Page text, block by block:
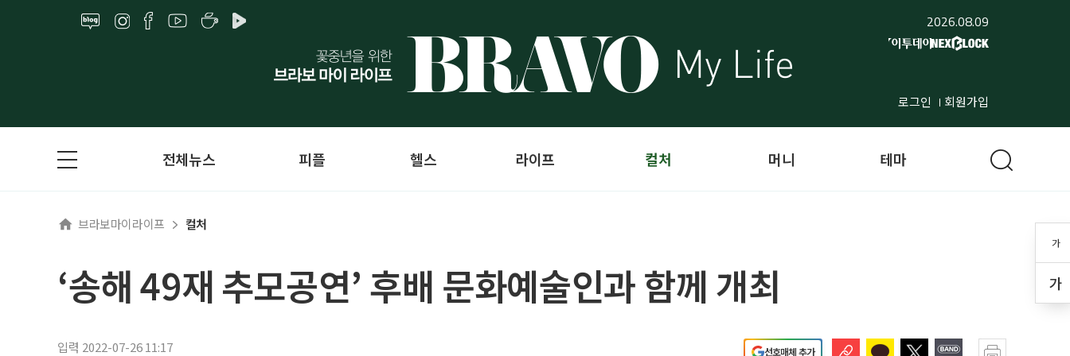
2026.08.09
로그인 회원가입
가
가
전체뉴스 피플 헬스 라이프 컬처 머니 테마
브라보마이라이프 컬처
‘송해 49재 추모공연’ 후배 문화예술인과 함께 개최
입력 2022-07-26 11:17 선호매체 추가